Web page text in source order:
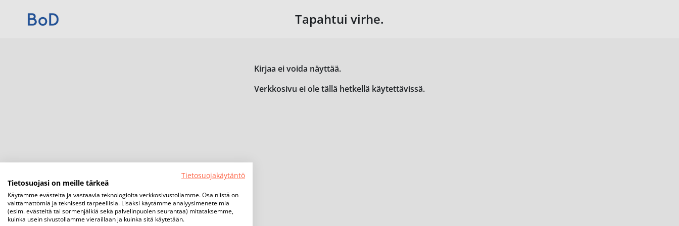
Tapahtui virhe.
Kirjaa ei voida näyttää.
Verkkosivu ei ole tällä hetkellä käytettävissä.
Tietosuojakäytäntö
Tietosuojasi on meille tärkeä
Käytämme evästeitä ja vastaavia teknologioita verkkosivustollamme. Osa niistä on
välttämättömiä ja teknisesti tarpeellisia. Lisäksi käytämme analyysimenetelmiä
(esim. evästeitä tai sormenjälkiä sekä palvelinpuolen seurantaa) mitataksemme,
kuinka usein sivustollamme vieraillaan ja kuinka sitä käytetään.